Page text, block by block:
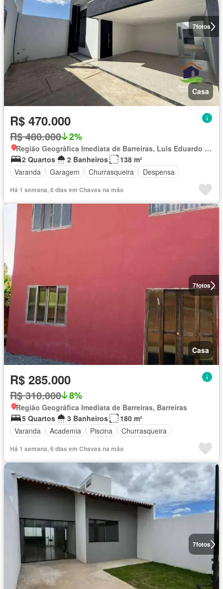
7fotos
Casa
R$ 470.000
R$ 480.000 2%
Região Geográfica Imediata de Barreiras, Luís Eduardo Magalhães
2 Quartos
2 Banheiros
138 m²
Varanda
Garagem Churrasqueira Despensa
Há 1 semana, 6 dias em Chaves na mão
7fotos
Casa
R$ 285.000
R$ 310.000 8%
Região Geográfica Imediata de Barreiras, Barreiras
5 Quartos
3 Banheiros
180 m²
Varanda
Academia Piscina Churrasqueira
Há 1 semana, 6 dias em Chaves na mão
7fotos